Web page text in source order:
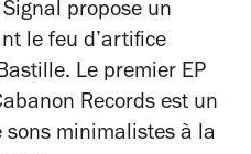
propose un
le feu d’artifice
Le premier EP
Records est un
sons minimalistes à la